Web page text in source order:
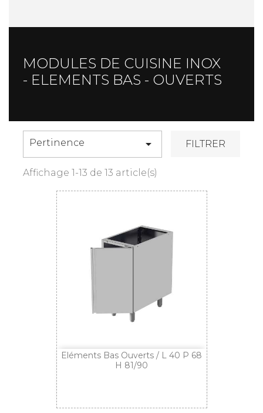
MODULES DE CUISINE INOX
- ELEMENTS BAS - OUVERTS
Pertinence  FILTRER
Affichage 1-13 de 13 article(s)
Eléments Bas Ouverts / L 40 P 68
H 81/90